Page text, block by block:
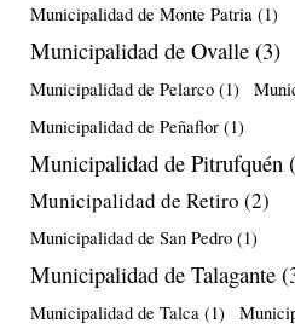
Municipalidad de Monte Patria (1)
Municipalidad de Ovalle (3)
Municipalidad de Pelarco (1)
Municipalidad de Peñaflor (1)
Municipalidad de Pitrufquén
Municipalidad de Retiro (2)
Municipalidad de San Pedro (1)
Municipalidad de Talagante
Municipalidad de Talca (1)